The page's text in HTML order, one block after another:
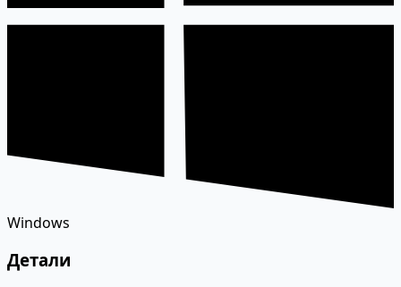
Windows
Детали